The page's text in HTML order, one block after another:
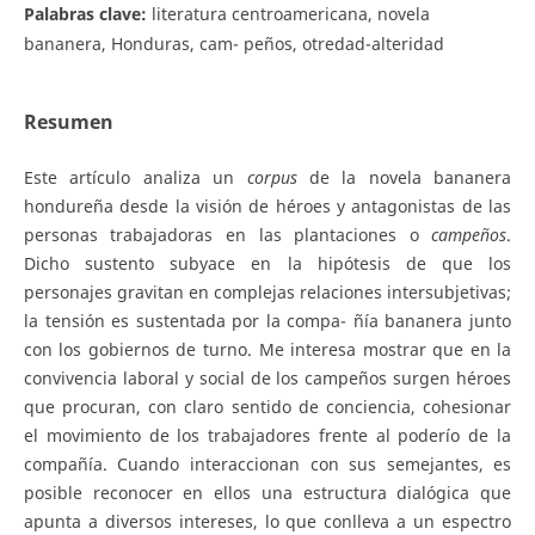
Palabras clave: literatura centroamericana, novela
bananera, Honduras, cam- peños, otredad-alteridad
Resumen
Este artículo analiza un corpus de la novela bananera
hondureña desde la visión de héroes y antagonistas de las
personas trabajadoras en las plantaciones ocampeños.
Dicho sustento subyace en la hipótesis de que los
personajes gravitan en complejas relaciones intersubjetivas;
la tensión es sustentada por la compa- ñía bananera junto
con los gobiernos de turno. Me interesa mostrar que en la
convivencia laboral y social de los campeños surgen héroes
que procuran, con claro sentido de conciencia, cohesionar
el movimiento de los trabajadores frente al poderío de la
compañía. Cuando interaccionan con sus semejantes, es
posible reconocer en ellos una estructura dialógica que
apunta a diversos intereses, lo que conlleva a un espectro